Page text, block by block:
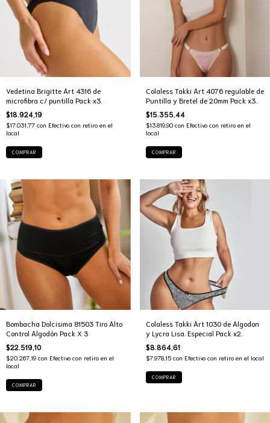
Vedetina Brigitte Art 4316 de
microfibra c/ puntilla Pack x3.
$18.924,19
$17.031,77 con Efectivo con retiro en el
local
COMPRAR
Colaless Takki Art 4076 regulable de
Puntilla y Bretel de 20mm Pack x3.
$15.355,44
$13.819,90 con Efectivo con retiro en el
local
COMPRAR
Bombacha Dolcisima 81503 Tiro Alto
Control Algodón Pack X 3
$22.519,10
$20.267,19 con Efectivo con retiro en el
local
COMPRAR
Colaless Takki Art 1030 de Algodon
y Lycra Lisa. Especial Pack x2.
$8.864,61
$7.978,15 con Efectivo con retiro en el local
COMPRAR